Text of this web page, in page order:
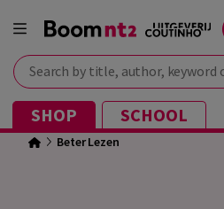
Search by title, author, keyword or ISBN
SHOP SCHOOL
Beter Lezen